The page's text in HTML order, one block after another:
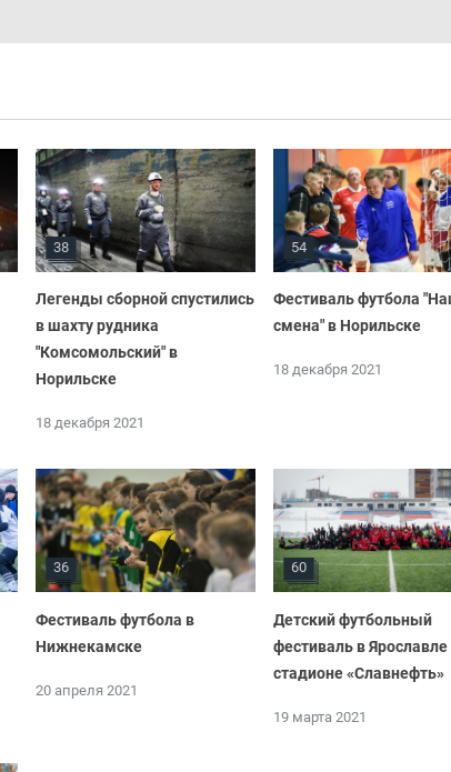
38
Легенды сборной спустились
в шахту рудника
"Комсомольский" в
Норильске
18 декабря 2021
54
Фестиваль футбола
смена" в Норильске
18 декабря 2021
36
Фестиваль футбола в
Нижнекамске
20 апреля 2021
60
Детский футбольный
фестиваль в Ярославле
стадионе «Славнефть»
19 марта 2021